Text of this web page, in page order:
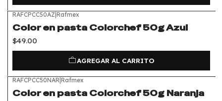
RAFCPCC50AZ Rafmex
Color en pasta Colorchef 50g Azul
$49.00
AGREGAR AL CARRITO
RAFCPCC50NAR Rafmex
Color en pasta Colorchef 50g Naranja